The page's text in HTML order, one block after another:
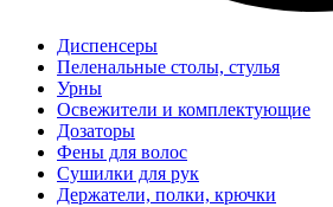
Диспенсеры
Пеленальные столы, стулья
Урны
Освежители и комплектующие
Дозаторы
Фены для волос
Сушилки для рук
Держатели, полки, крючки